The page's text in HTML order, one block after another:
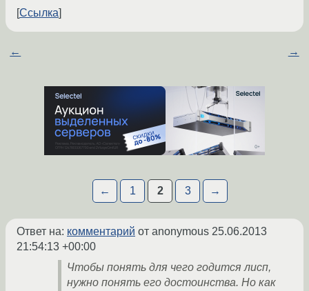
Ссылка
← →
← 1 2 3 →
Ответ на: комментарий от anonymous 25.06.2013
21:54:13 +00:00
Чтобы понять для чего годится лисп,
нужно понять его достоинства. Но как